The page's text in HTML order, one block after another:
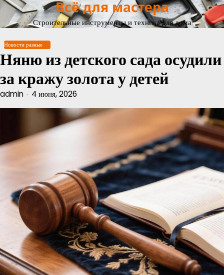
Перейти
содержимому
Всё для мастера
Строительные инструменты и техника для дома
Новости разные
Няню из детского сада осудили
за кражу золота у детей
admin 4 июня, 2026